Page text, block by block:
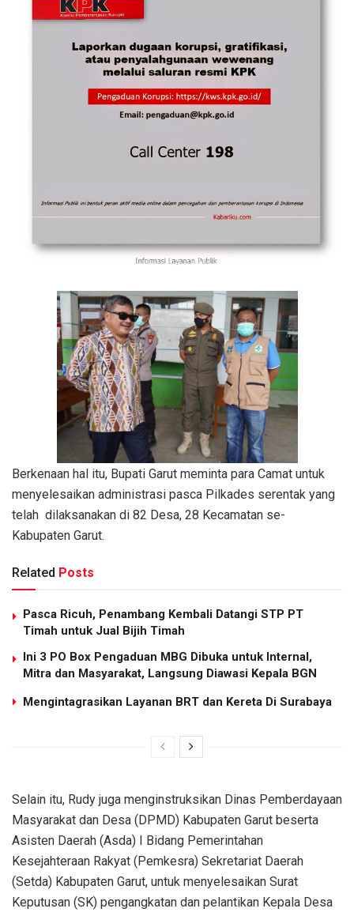
Berkenaan hal itu, Bupati Garut meminta para Camat untuk
menyelesaikan administrasi pasca Pilkades serentak yang
telah dilaksanakan di 82 Desa, 28 Kecamatan se-
Kabupaten Garut.
Related Posts
Pasca Ricuh, Penambang Kembali Datangi STP PT
Timah untuk Jual Bijih Timah
Ini 3 PO Box Pengaduan MBG Dibuka untuk Internal,
Mitra dan Masyarakat, Langsung Diawasi Kepala BGN
Mengintagrasikan Layanan BRT dan Kereta Di Surabaya
Selain itu, Rudy juga menginstruksikan Dinas Pemberdayaan
Masyarakat dan Desa (DPMD) Kabupaten Garut beserta
Asisten Daerah (Asda) I Bidang Pemerintahan
Kesejahteraan Rakyat (Pemkesra) Sekretariat Daerah
(Setda) Kabupaten Garut, untuk menyelesaikan Surat
Keputusan (SK) pengangkatan dan pelantikan Kepala Desa